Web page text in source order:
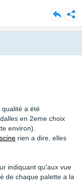
qualité a été
en 2eme choix
environ).
rien a dire, elles
indiquant qu'aux vue
de chaque palette a la